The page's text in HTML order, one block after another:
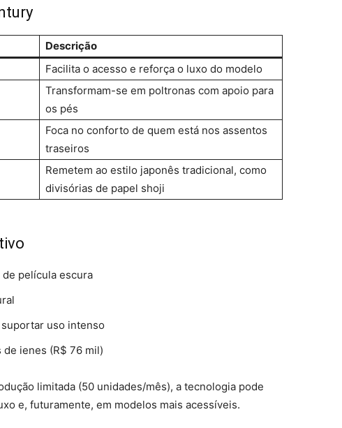
Descrição
Facilita o acesso e reforça o luxo do modelo
Transformam-se em poltronas com apoio para
os pés
Foca no conforto de quem está nos assentos
traseiros
Remetem ao estilo japonês tradicional, como
divisórias de papel shoji
película escura
uso intenso
ienes (R$ 76 mil)
limitada (50 unidades/mês), a tecnologia pode
e, futuramente, em modelos mais acessíveis.